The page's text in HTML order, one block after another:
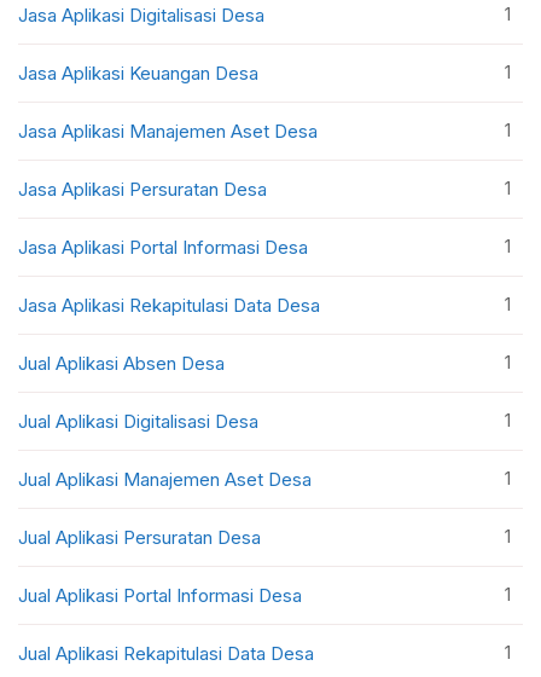
Jasa Aplikasi Digitalisasi Desa 1
Jasa Aplikasi Keuangan Desa 1
Jasa Aplikasi Manajemen Aset Desa 1
Jasa Aplikasi Persuratan Desa 1
Jasa Aplikasi Portal Informasi Desa 1
Jasa Aplikasi Rekapitulasi Data Desa 1
Jual Aplikasi Absen Desa 1
Jual Aplikasi Digitalisasi Desa 1
Jual Aplikasi Manajemen Aset Desa 1
Jual Aplikasi Persuratan Desa 1
Jual Aplikasi Portal Informasi Desa 1
Jual Aplikasi Rekapitulasi Data Desa 1